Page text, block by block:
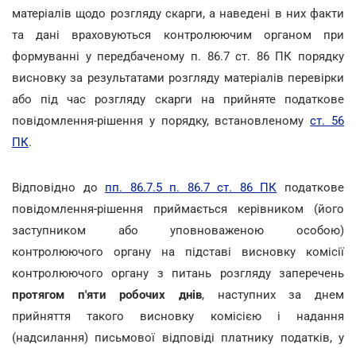
матеріалів щодо розгляду скарги, а наведені в них факти
та дані враховуються контролюючим органом при
формуванні у передбаченому п. 86.7 ст. 86 ПК порядку
висновку за результатами розгляду матеріалів перевірки
або під час розгляду скарги на прийняте податкове
повідомлення-рішення у порядку, встановленомуст. 56
ПК.
Відповідно до пп. 86.7.5 п. 86.7 ст. 86 ПК податкове
повідомлення-рішення приймається керівником (його
заступником або уповноваженою особою)
контролюючого органу на підставі висновку комісії
контролюючого органу з питань розгляду заперечень
протягом п'яти робочих днів, наступних за днем
прийняття такого висновку комісією і надання
(надсилання) письмової відповіді платнику податків, у